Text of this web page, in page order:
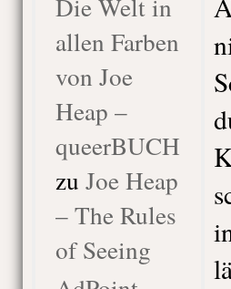
Die Welt in
allen Farben
von Joe
Heap –
queerBUCH
zu Joe Heap
– The Rules
of Seeing